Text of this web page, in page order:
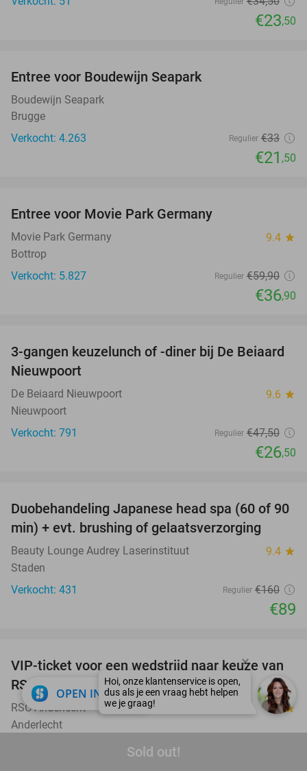
Sold out!
€23,50
Entree voor Boudewijn Seapark
Boudewijn Seapark
Brugge
Verkocht: 4.263
Regulier €33
€21 ,50
Entree voor Movie Park Germany
Movie Park Germany 9.4 star
Bottrop
Verkocht: 5.827
Regulier €59,90
€36,90
44%
3-gangen keuzelunch of -diner bij De Beiaard
Nieuwpoort
De Beiaard Nieuwpoort 9.6 star
Nieuwpoort
Verkocht: 791
Regulier €47,50
€26,50
44%
Duobehandeling Japanese head spa (60 of 90
min) + evt. brushing of gelaatsverzorging
Beauty Lounge Audrey Laserinstituut 9.4 star
Staden
Verkocht: 431
Regulier €160
€89
70%
OUT
VIP-ticket voor een wedstrijd naar keuze van
RSC Anderlecht
RSC Anderlecht 8.9star
Anderlecht
OPEN IN APP close